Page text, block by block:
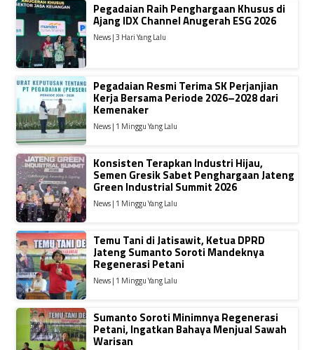
Pegadaian Raih Penghargaan Khusus di
Ajang IDX Channel Anugerah ESG 2026
News | 3 Hari Yang Lalu
Pegadaian Resmi Terima SK Perjanjian
Kerja Bersama Periode 2026–2028 dari
Kemenaker
News | 1 Minggu Yang Lalu
Konsisten Terapkan Industri Hijau,
Semen Gresik Sabet Penghargaan Jateng
Green Industrial Summit 2026
News | 1 Minggu Yang Lalu
Temu Tani di Jatisawit, Ketua DPRD
Jateng Sumanto Soroti Mandeknya
Regenerasi Petani
News | 1 Minggu Yang Lalu
Sumanto Soroti Minimnya Regenerasi
Petani, Ingatkan Bahaya Menjual Sawah
Warisan